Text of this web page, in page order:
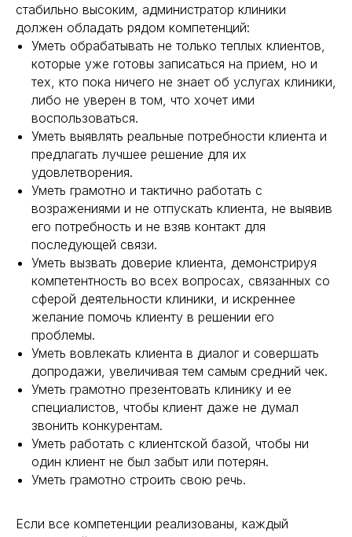
стабильно высоким, администратор клиники
должен обладать рядом компетенций:
Уметь обрабатывать не только теплых клиентов,
которые уже готовы записаться на прием, но и
тех, кто пока ничего не знает об услугах клиники,
либо не уверен в том, что хочет ими
воспользоваться.
Уметь выявлять реальные потребности клиента и
предлагать лучшее решение для их
удовлетворения.
Уметь грамотно и тактично работать с
возражениями и не отпускать клиента, не выявив
его потребность и не взяв контакт для
последующей связи.
Уметь вызвать доверие клиента, демонстрируя
компетентность во всех вопросах, связанных со
сферой деятельности клиники, и искреннее
желание помочь клиенту в решении его
проблемы.
Уметь вовлекать клиента в диалог и совершать
допродажи, увеличивая тем самым средний чек.
Уметь грамотно презентовать клинику и ее
специалистов, чтобы клиент даже не думал
звонить конкурентам.
Уметь работать с клиентской базой, чтобы ни
один клиент не был забыт или потерян.
Уметь грамотно строить свою речь.
Если все компетенции реализованы, каждый